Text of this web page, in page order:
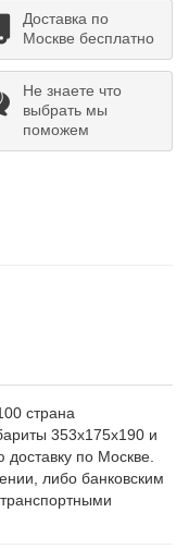
Доставка по
Москве бесплатно
Не знаете что
выбрать мы
поможем
страна
353x175x190 и
по Москве.
либо банковским